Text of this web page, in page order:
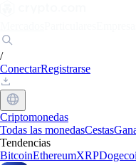
/
ConectarRegistrarse
Criptomonedas
Todas las monedasCestas
Tendencias
BitcoinEthereumXRP